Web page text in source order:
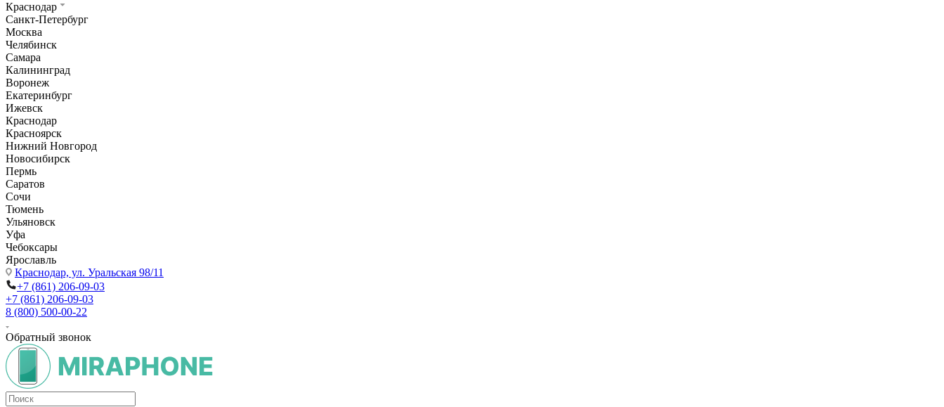
Краснодар
Санкт-Петербург
Москва
Челябинск
Самара
Калининград
Воронеж
Екатеринбург
Ижевск
Краснодар
Красноярск
Нижний Новгород
Новосибирск
Пермь
Саратов
Сочи
Тюмень
Ульяновск
Уфа
Чебоксары
Ярославль
Краснодар, ул. Уральская 98/11
+7 (861) 206-09-03
+7 (861) 206-09-03
8 (800) 500-00-22
Обратный звонок